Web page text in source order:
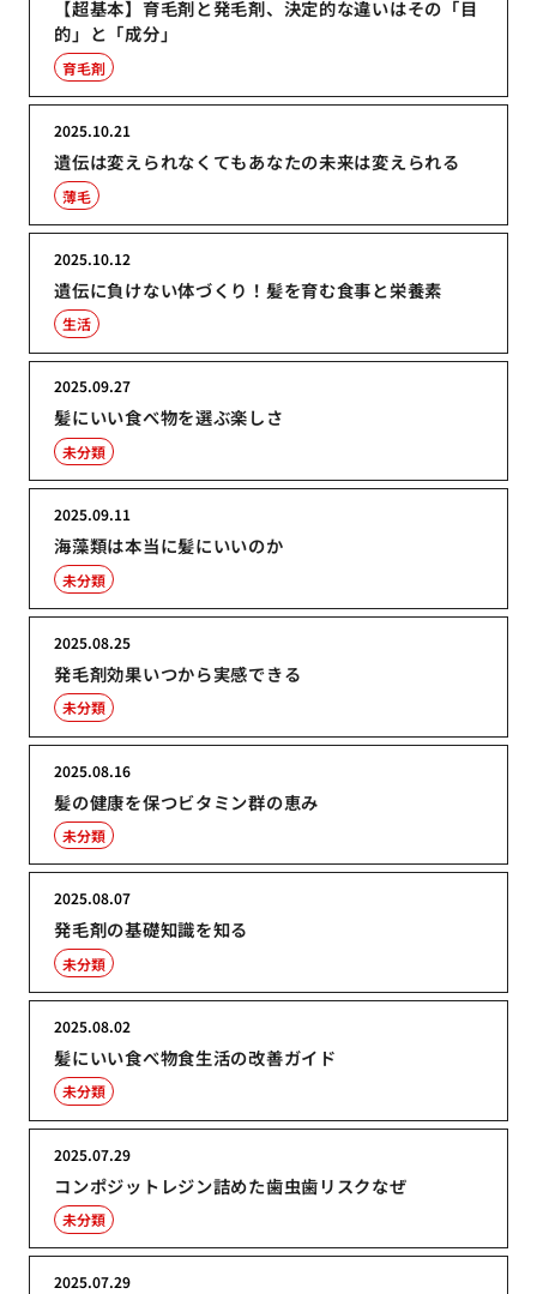
【超基本】育毛剤と発毛剤、決定的な違いはその「目
的」と「成分」
育毛剤
遺伝は変えられなくてもあなたの未来は変えられる
2025.10.21
薄毛
遺伝に負けない体づくり！髪を育む食事と栄養素
2025.10.12
生活
髪にいい食べ物を選ぶ楽しさ
2025.09.27
未分類
海藻類は本当に髪にいいのか
2025.09.11
未分類
発毛剤効果いつから実感できる
2025.08.25
未分類
髪の健康を保つビタミン群の恵み
2025.08.16
未分類
発毛剤の基礎知識を知る
2025.08.07
未分類
髪にいい食べ物食生活の改善ガイド
2025.08.02
未分類
コンポジットレジン詰めた歯虫歯リスクなぜ
2025.07.29
未分類
2025.07.29